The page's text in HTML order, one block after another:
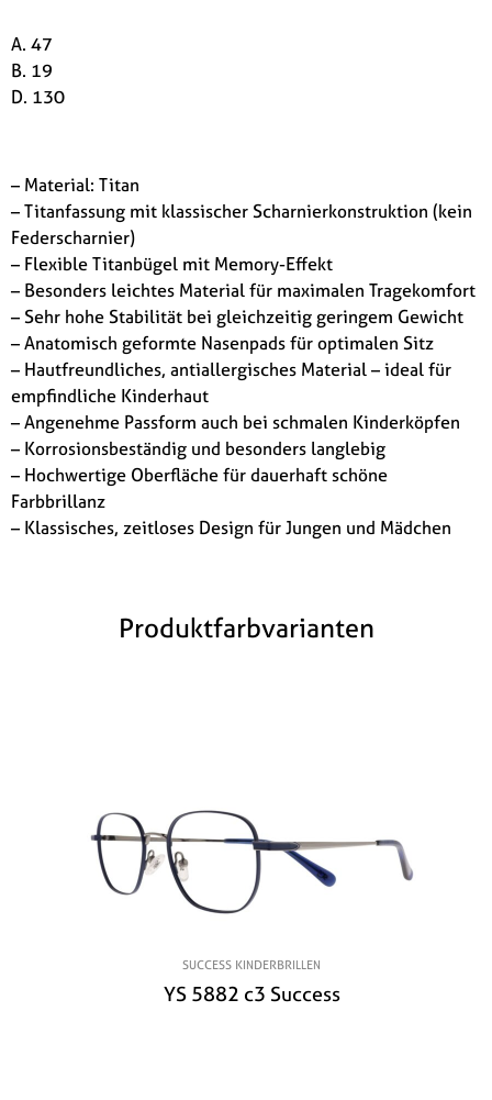
A. 47
B. 19
D. 130
– Material: Titan
– Titanfassung mit klassischer Scharnierkonstruktion (kein
Federscharnier)
– Flexible Titanbügel mit Memory-Effekt
– Besonders leichtes Material für maximalen Tragekomfort
– Sehr hohe Stabilität bei gleichzeitig geringem Gewicht
– Anatomisch geformte Nasenpads für optimalen Sitz
– Hautfreundliches, antiallergisches Material – ideal für
empfindliche Kinderhaut
– Angenehme Passform auch bei schmalen Kinderköpfen
– Korrosionsbeständig und besonders langlebig
– Hochwertige Oberfläche für dauerhaft schöne
Farbbrillanz
– Klassisches, zeitloses Design für Jungen und Mädchen
Produktfarbvarianten
SUCCESS KINDERBRILLEN
YS 5882 c3 Success